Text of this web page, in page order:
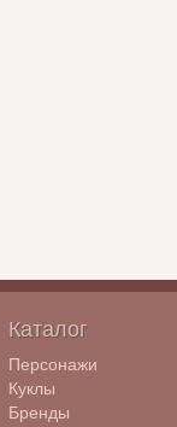
Каталог
Персонажи
Куклы
Бренды